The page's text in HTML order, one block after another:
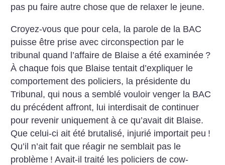
pas pu faire autre chose que de relaxer le jeune.
Croyez-vous que pour cela, la parole de la BAC
puisse être prise avec circonspection par le
tribunal quand l’affaire de Blaise a été examinée ?
À chaque fois que Blaise tentait d’expliquer le
comportement des policiers, la présidente du
Tribunal, qui nous a semblé vouloir venger la BAC
du précédent affront, lui interdisait de continuer
pour revenir uniquement à ce qu’avait dit Blaise.
Que celui-ci ait été brutalisé, injurié importait peu !
Qu’il n’ait fait que réagir ne semblait pas le
problème ! Avait-il traité les policiers de cow-